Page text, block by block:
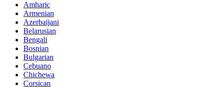
Amharic
Armenian
Azerbaijani
Belarusian
Bengali
Bosnian
Bulgarian
Cebuano
Chichewa
Corsican